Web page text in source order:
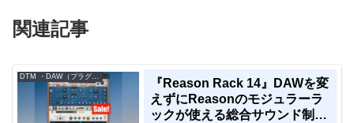
関連記事
DTM ・DAW（プラグイン、シンセなど）のセール情報
『Reason Rack 14』DAWを変
えずにReasonのモジュラーラ
ックが使える総合サウンド制作